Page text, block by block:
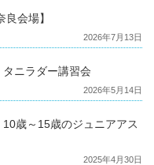
会場】
2026年7月13日
タニラダー講習会
2026年5月14日
歳～15歳のジュニアアス
2025年4月30日